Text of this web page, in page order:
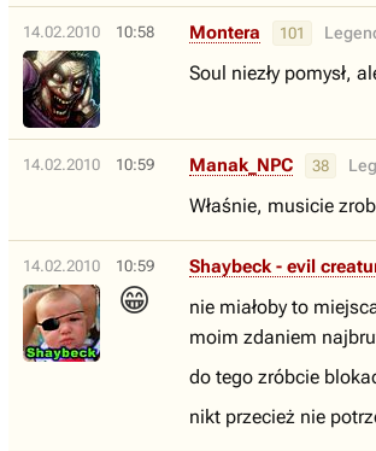
14.02.2010 10:58 Montera 101
Soul niezły pomysł,
14.02.2010 10:59 Manak_NPC 38
Właśnie, musicie
14.02.2010 10:59
😁
Shaybeck - evil
nie miałoby to
moim zdaniem
do tego zróbcie
nikt przecież nie